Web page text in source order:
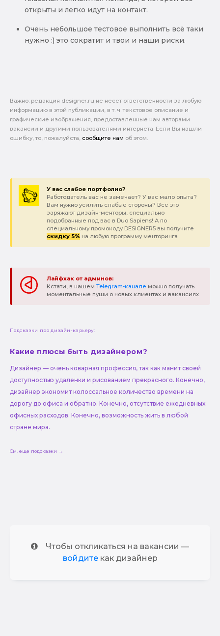
открыты и легко идут на контакт.
Очень небольшое тестовое выполнить всё таки
нужно :) это сократит и твои и наши риски.
Важно: pедакция designer.ru не несет ответственности за любую
информацию в этой публикации, в т. ч. текстовое описание и
графические изображения, предоставленные нам авторами
вакансии и другими пользователями интернета. Если Вы нашли
ошибку, то, пожалуйста, сообщите нам об этом.
У вас слабое портфолио?
Работодатель вас не замечает? У вас мало опыта?
Вам нужно усилить слабые стороны? Все это
заряжают дизайн-менторы, специально
подобранные под вас в Duo Sapiens! А по
специальному промокоду DESIGNER5 вы получите
скидку 5% на любую программу менторинга
Лайфхак от админов:
Кстати, в нашем Telegram-канале можно получать
моментальные пуши о новых клиентах и вакансиях
Подсказки про дизайн-карьеру:
Какие плюсы быть дизайнером?
Дизайнер — очень коварная профессия, так как манит своей
доступностью удаленки и рисованием прекрасного. Конечно,
дизайнер экономит колоссальное количество времени на
дорогу до офиса и обратно. Конечно, отсутствие ежедневных
офисных расходов. Конечно, возможность жить в любой
стране мира.
См. еще подсказки →
Чтобы откликаться на вакансии —
войдитекак дизайнер